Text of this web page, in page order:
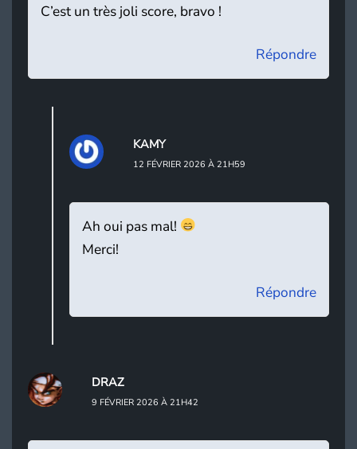
C’est un très joli score, bravo !
Répondre
KAMY
12 FÉVRIER 2026 À 21H59
Ah oui pas mal!
Merci!
Répondre
DRAZ
9 FÉVRIER 2026 À 21H42